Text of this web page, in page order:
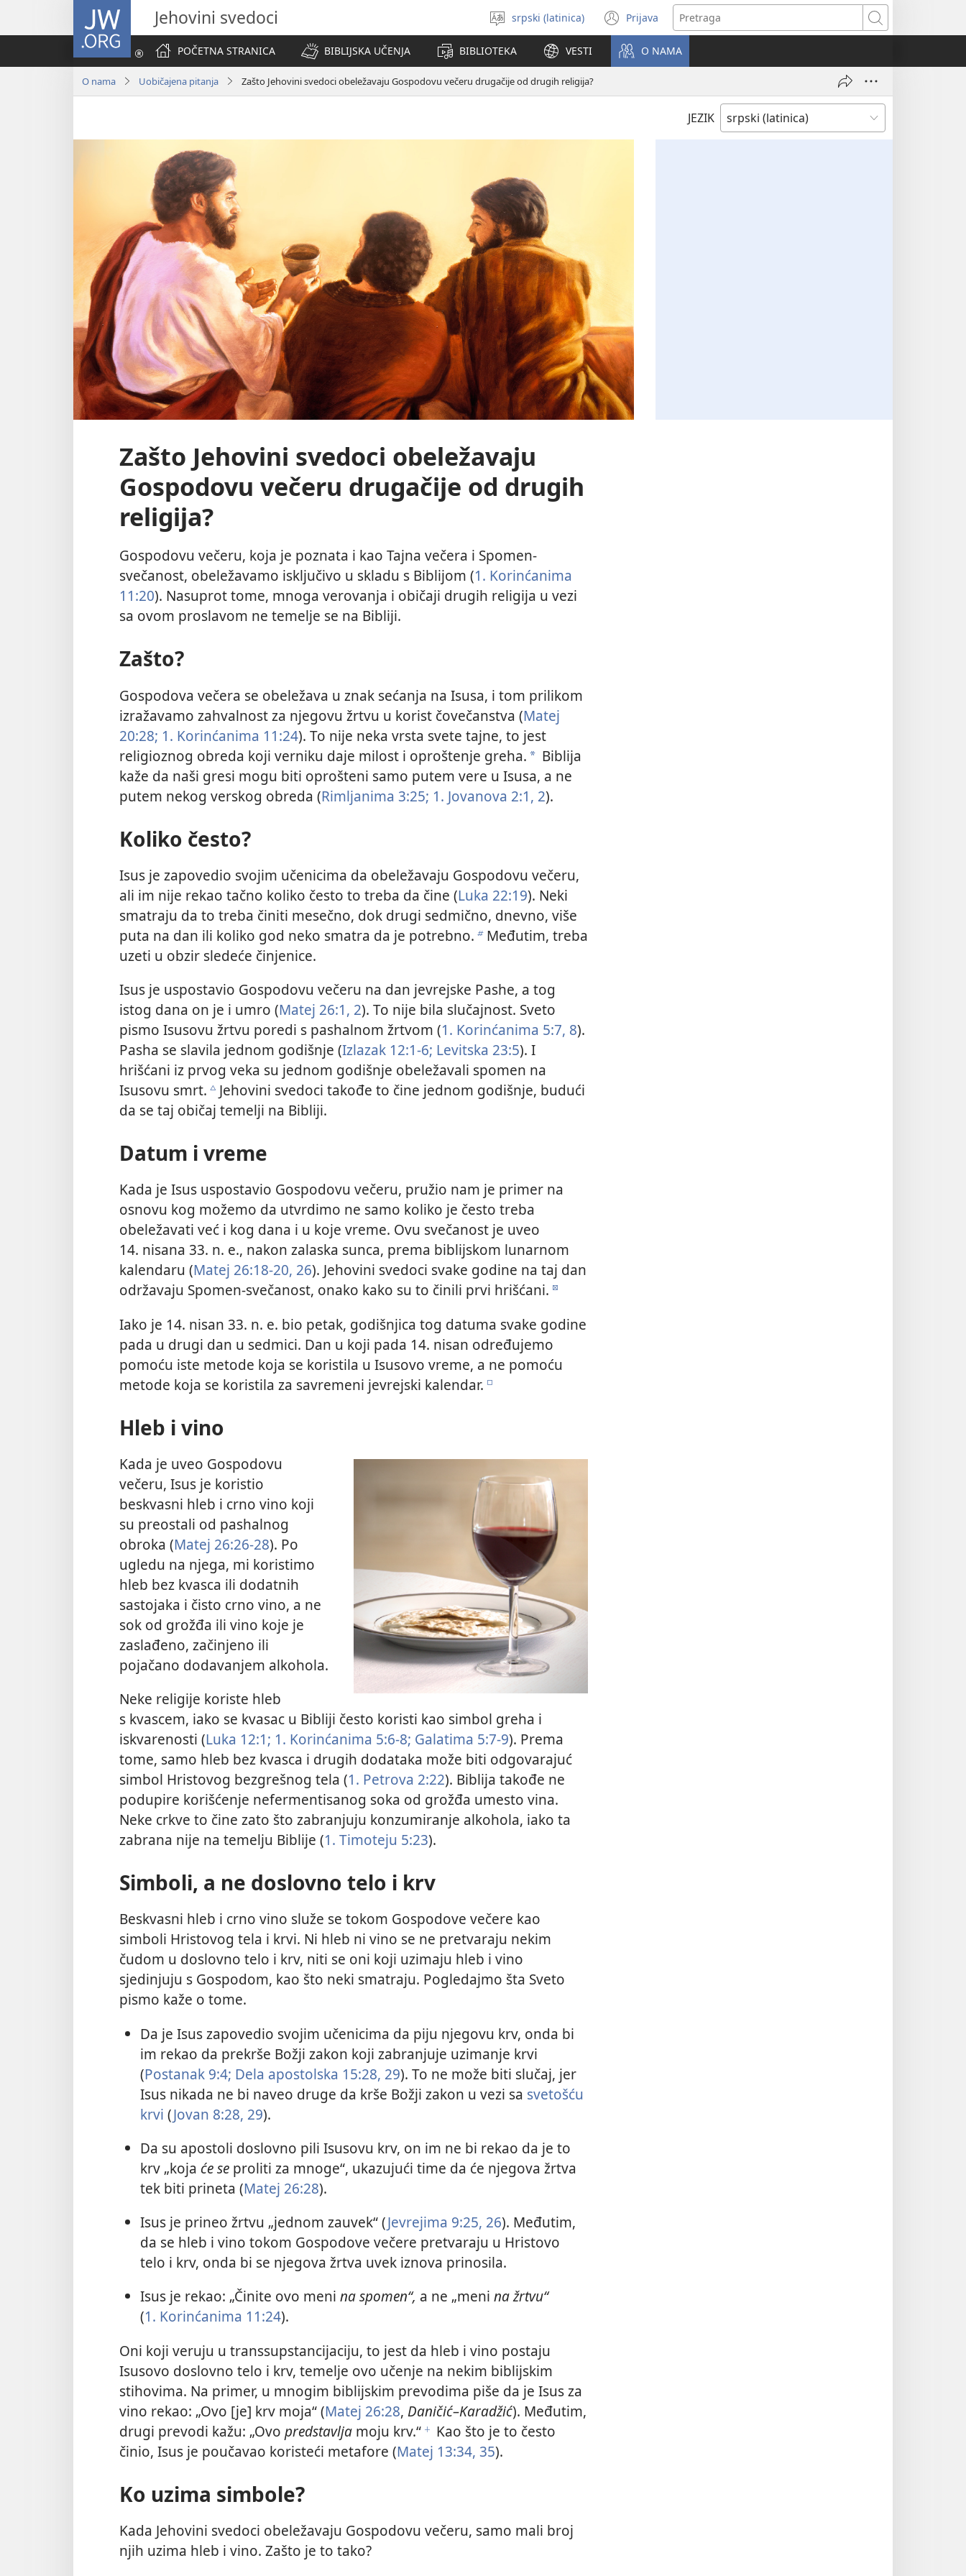
JW.ORG Jehovini svedoci
Izaberi
jezik
srpski (latinica) Prijava
(otvara
novi
prozor)
Pretraga
POČETNA STRANICA
BIBLIJSKA UČENJA BIBLIOTEKA VESTI O NAMA
O nama Uobičajena pitanja Zašto Jehovini svedoci obeležavaju Gospodovu večeru drugačije od drugih religija?
JEZIK
Zašto Jehovini svedoci obeležavaju
Gospodovu večeru drugačije od drugih
religija?
Gospodovu večeru, koja je poznata i kao Tajna večera i Spomen-
svečanost, obeležavamo isključivo u skladu s Biblijom (1. Korinćanima
11:20). Nasuprot tome, mnoga verovanja i običaji drugih religija u vezi
sa ovom proslavom ne temelje se na Bibliji.
Zašto?
Gospodova večera se obeležava u znak sećanja na Isusa, i tom prilikom
izražavamo zahvalnost za njegovu žrtvu u korist čovečanstva (Matej
20:28; 1. Korinćanima 11:24). To nije neka vrsta svete tajne, to jest
religioznog obreda koji verniku daje milost i oproštenje greha. a Biblija
kaže da naši gresi mogu biti oprošteni samo putem vere u Isusa, a ne
putem nekog verskog obreda (Rimljanima 3:25; 1. Jovanova 2:1, 2).
Koliko često?
Isus je zapovedio svojim učenicima da obeležavaju Gospodovu večeru,
ali im nije rekao tačno koliko često to treba da čine (Luka 22:19). Neki
smatraju da to treba činiti mesečno, dok drugi sedmično, dnevno, više
puta na dan ili koliko god neko smatra da je potrebno. bMeđutim, treba
uzeti u obzir sledeće činjenice.
Isus je uspostavio Gospodovu večeru na dan jevrejske Pashe, a tog
istog dana on je i umro (Matej 26:1, 2). To nije bila slučajnost. Sveto
pismo Isusovu žrtvu poredi s pashalnom žrtvom (1. Korinćanima 5:7, 8).
Pasha se slavila jednom godišnje (Izlazak 12:1-6; Levitska 23:5). I
hrišćani iz prvog veka su jednom godišnje obeležavali spomen na
Isusovu smrt. c Jehovini svedoci takođe to čine jednom godišnje, budući
da se taj običaj temelji na Bibliji.
Datum i vreme
Kada je Isus uspostavio Gospodovu večeru, pružio nam je primer na
osnovu kog možemo da utvrdimo ne samo koliko je često treba
obeležavati već i kog dana i u koje vreme. Ovu svečanost je uveo
14. nisana 33. n. e., nakon zalaska sunca, prema biblijskom lunarnom
kalendaru (Matej 26:18-20, 26). Jehovini svedoci svake godine na taj dan
održavaju Spomen-svečanost, onako kako su to činili prvi hrišćani. d
Iako je 14. nisan 33. n. e. bio petak, godišnjica tog datuma svake godine
pada u drugi dan u sedmici. Dan u koji pada 14. nisan određujemo
pomoću iste metode koja se koristila u Isusovo vreme, a ne pomoću
metode koja se koristila za savremeni jevrejski kalendar. e
Hleb i vino
Kada je uveo Gospodovu
večeru, Isus je koristio
beskvasni hleb i crno vino koji
su preostali od pashalnog
obroka (Matej 26:26-28). Po
ugledu na njega, mi koristimo
hleb bez kvasca ili dodatnih
sastojaka i čisto crno vino, a ne
sok od grožđa ili vino koje je
zaslađeno, začinjeno ili
pojačano dodavanjem alkohola.
Neke religije koriste hleb
s kvascem, iako se kvasac u Bibliji često koristi kao simbol greha i
iskvarenosti (Luka 12:1; 1. Korinćanima 5:6-8; Galatima 5:7-9). Prema
tome, samo hleb bez kvasca i drugih dodataka može biti odgovarajuć
simbol Hristovog bezgrešnog tela (1. Petrova 2:22). Biblija takođe ne
podupire korišćenje nefermentisanog soka od grožđa umesto vina.
Neke crkve to čine zato što zabranjuju konzumiranje alkohola, iako ta
zabrana nije na temelju Biblije (1. Timoteju 5:23).
Simboli, a ne doslovno telo i krv
Beskvasni hleb i crno vino služe se tokom Gospodove večere kao
simboli Hristovog tela i krvi. Ni hleb ni vino se ne pretvaraju nekim
čudom u doslovno telo i krv, niti se oni koji uzimaju hleb i vino
sjedinjuju s Gospodom, kao što neki smatraju. Pogledajmo šta Sveto
pismo kaže o tome.
Da je Isus zapovedio svojim učenicima da piju njegovu krv, onda bi
im rekao da prekrše Božji zakon koji zabranjuje uzimanje krvi
(Postanak 9:4; Dela apostolska 15:28, 29). To ne može biti slučaj, jer
Isus nikada ne bi naveo druge da krše Božji zakon u vezi sa svetošću
krvi (Jovan 8:28, 29).
Da su apostoli doslovno pili Isusovu krv, on im ne bi rekao da je to
krv „koja će seproliti za mnoge“, ukazujući time da će njegova žrtva
tek biti prineta (Matej 26:28).
Isus je prineo žrtvu „jednom zauvek“ (Jevrejima 9:25, 26). Međutim,
da se hleb i vino tokom Gospodove večere pretvaraju u Hristovo
telo i krv, onda bi se njegova žrtva uvek iznova prinosila.
Isus je rekao: „Činite ovo meni na spomen“, a ne „meni na žrtvu“
(1. Korinćanima 11:24).
Oni koji veruju u transsupstancijaciju, to jest da hleb i vino postaju
Isusovo doslovno telo i krv, temelje ovo učenje na nekim biblijskim
stihovima. Na primer, u mnogim biblijskim prevodima piše da je Isus za
vino rekao: „Ovo [je] krv moja“ (Matej 26:28, Daničić–Karadžić). Međutim,
drugi prevodi kažu: „Ovo predstavlja moju krv.“ f Kao što je to često
činio, Isus je poučavao koristeći metafore (Matej 13:34, 35).
Ko uzima simbole?
Kada Jehovini svedoci obeležavaju Gospodovu večeru, samo mali broj
njih uzima hleb i vino. Zašto je to tako?